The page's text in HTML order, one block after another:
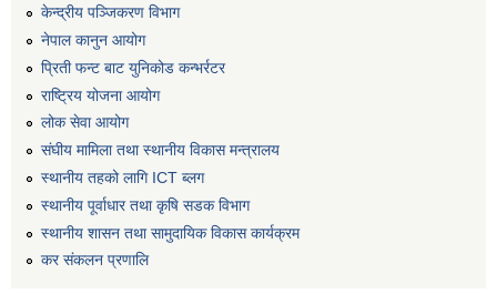
केन्द्रीय पञ्जिकरण विभाग
नेपाल कानुन आयोग
प्रिती फन्ट बाट युनिकोड कन्भर्रटर
राष्ट्रिय योजना आयोग
लोक सेवा आयोग
संघीय मामिला तथा स्थानीय विकास मन्त्रालय
स्थानीय तहको लागि ICT ब्लग
स्थानीय पूर्वाधार तथा कृषि सडक विभाग
स्थानीय शासन तथा सामुदायिक विकास कार्यक्रम
कर स‌ंकलन प्रणालि